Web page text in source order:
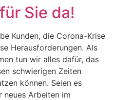
Sie da!
Kunden, die Corona-Krise
Herausforderungen. Als
tun wir alles dafür, das
schwierigen Zeiten
können. Seien es
neues Arbeiten im